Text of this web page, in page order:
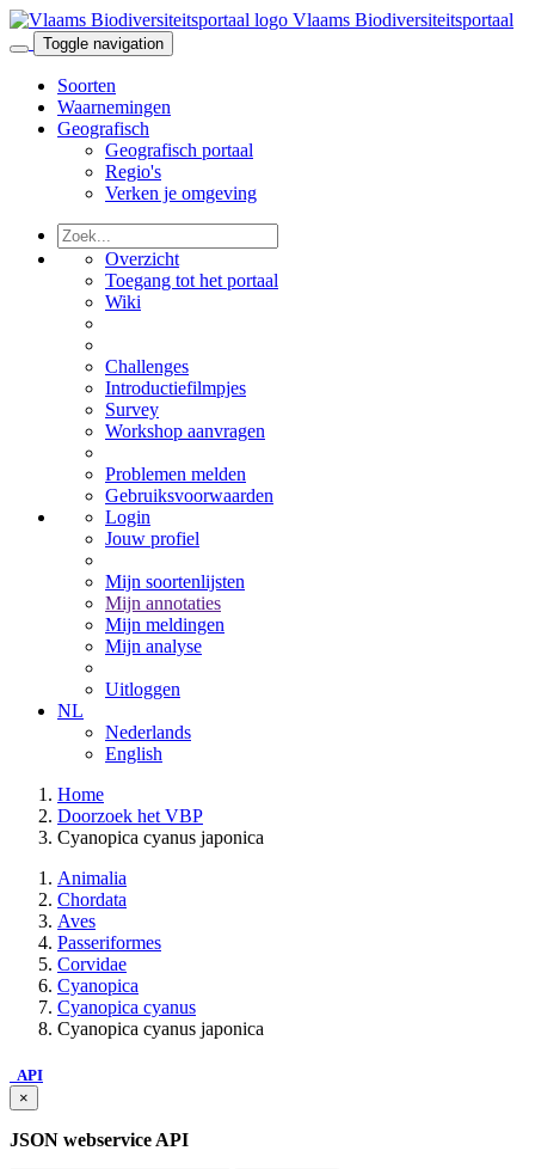
Vlaams Biodiversiteitsportaal
Toggle navigation
Soorten
Waarnemingen
Geografisch
Geografisch portaal
Regio's
Verken je omgeving
Overzicht
Toegang tot het portaal
Wiki
Challenges
Introductiefilmpjes
Survey
Workshop aanvragen
Problemen melden
Gebruiksvoorwaarden
Login
Jouw profiel
Mijn soortenlijsten
Mijn annotaties
Mijn meldingen
Mijn analyse
Uitloggen
NL
Nederlands
English
Home
Doorzoek het VBP
Cyanopica cyanus japonica
Animalia
Chordata
Aves
Passeriformes
Corvidae
Cyanopica
Cyanopica cyanus
Cyanopica cyanus japonica
API
×
JSON webservice API